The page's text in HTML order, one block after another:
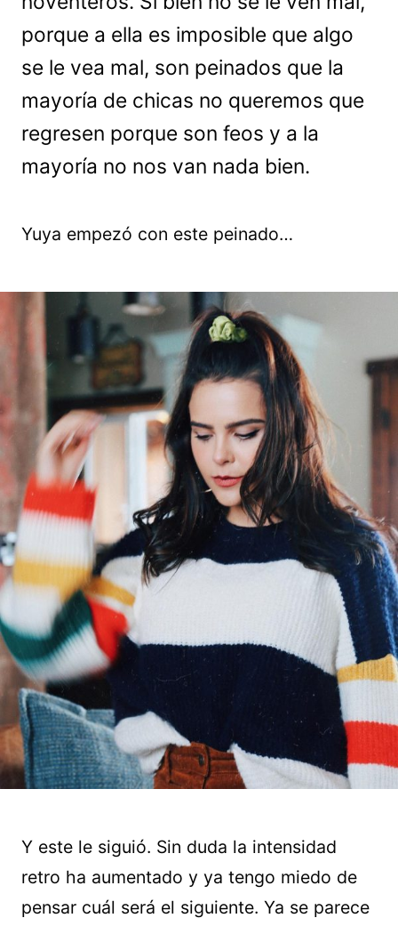
porque a ella es imposible que algo
se le vea mal, son peinados que la
mayoría de chicas no queremos que
regresen porque son feos y a la
mayoría no nos van nada bien.
Yuya empezó con este peinado…
Y este le siguió. Sin duda la intensidad
retro ha aumentado y ya tengo miedo de
pensar cuál será el siguiente. Ya se parece